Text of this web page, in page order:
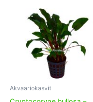
Akvaariokasvit